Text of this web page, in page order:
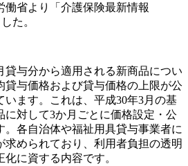
働省より「介護保険最新情報
た。
貸与分から適用される新商品につい
貸与価格および貸与価格の上限が公
ます。これは、平成30年3月の基
に対して3か月ごとに価格設定・公
。各自治体や福祉用具貸与事業者に
求められており、利用者負担の透明
に資する内容です。